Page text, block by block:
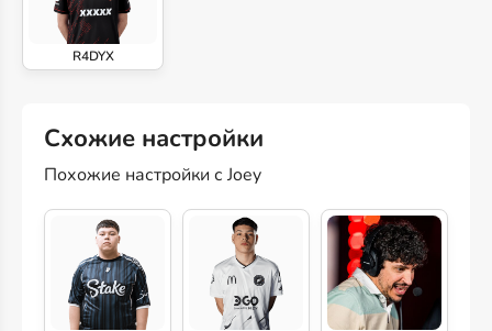
R4DYX
Схожие настройки
Похожие настройки с Joey